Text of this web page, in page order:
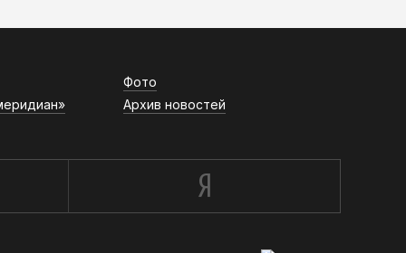
Фото
Архив новостей